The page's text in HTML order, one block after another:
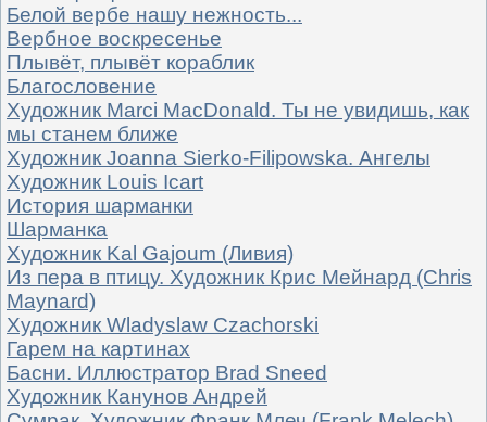
Белой вербе нашу нежность...
Вербное воскресенье
Плывёт, плывёт кораблик
Благословение
Художник Marci MacDonald. Ты не увидишь, как
мы станем ближе
Художник Joanna Sierko-Filipowska. Ангелы
Художник Louis Icart
История шарманки
Шарманка
Художник Kal Gajoum (Ливия)
Из пера в птицу. Художник Крис Мейнард (Chris
Maynard)
Художник Wladyslaw Czachorski
Гарем на картинах
Басни. Иллюстратор Brad Sneed
Художник Канунов Андрей